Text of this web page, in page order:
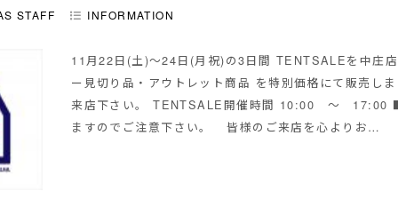
STAFF INFORMATION
11月22日(土)～24日(月祝)の3日間 TENTSALEを中庄
ー見切り品・アウトレット商品 を特別価格にて販売し
来店下さい。 TENTSALE開催時間 10:00 ～ 17:00
ますのでご注意下さい。 皆様のご来店を心よりお…